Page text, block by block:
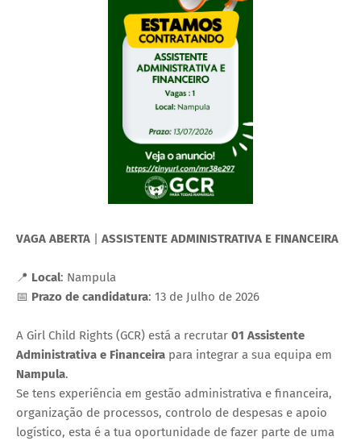
VAGA ABERTA | ASSISTENTE ADMINISTRATIVA E FINANCEIRA
📍 Local: Nampula
📅 Prazo de candidatura: 13 de Julho de 2026
A Girl Child Rights (GCR) está a recrutar 01 Assistente
Administrativa e Financeira para integrar a sua equipa em
Nampula.
Se tens experiência em gestão administrativa e financeira,
organização de processos, controlo de despesas e apoio
logístico, esta é a tua oportunidade de fazer parte de uma